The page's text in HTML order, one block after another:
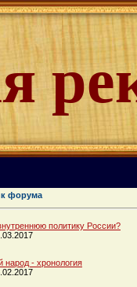
форума
политику России?
народ - хронология